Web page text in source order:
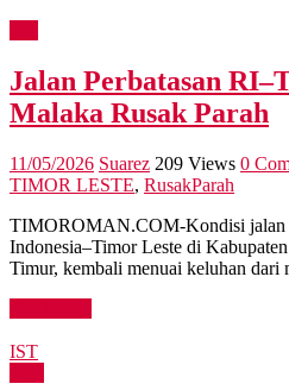
Jalan Perbatasan
Malaka Rusak Parah
11/05/2026 Suarez 209 Views 0
TIMOR LESTE, RusakParah
TIMOROMAN.COM-Kondisi jalan
Indonesia–Timor Leste di
Timur, kembali menuai keluhan dari
IST